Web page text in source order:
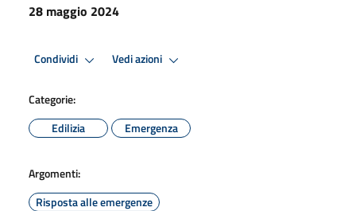
28 maggio 2024
Condividi Vedi azioni
Categorie:
Edilizia
Emergenza
Argomenti:
Risposta alle emergenze